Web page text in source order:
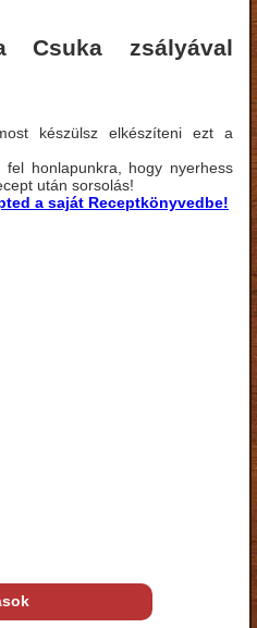
Csuka zsályával
készülsz elkészíteni ezt a
honlapunkra, hogy nyerhess
után sorsolás!
a saját Receptkönyvedbe!